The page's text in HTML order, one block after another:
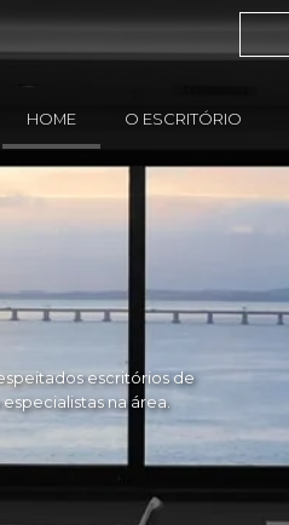
HOME O ESCRITÓRIO
escritórios de
na área.